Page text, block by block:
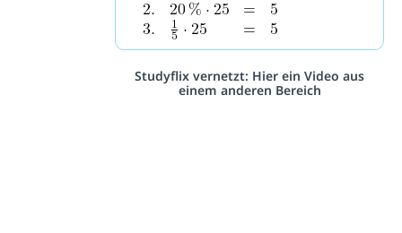
Studyflix vernetzt: Hier ein Video aus
einem anderen Bereich